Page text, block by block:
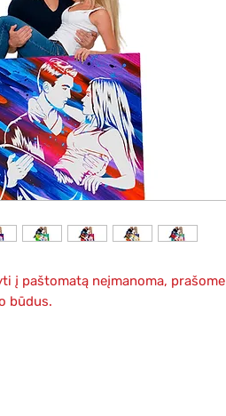
į paštomatą neįmanoma, prašome
būdus.